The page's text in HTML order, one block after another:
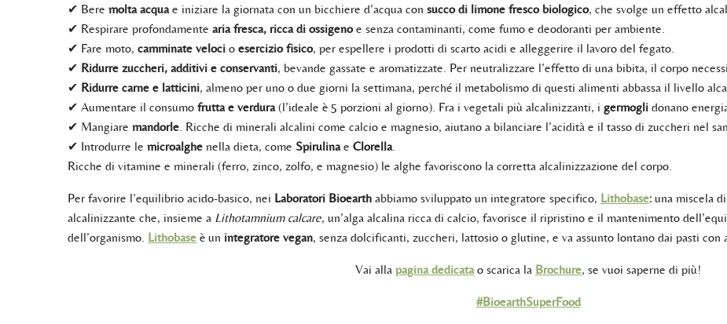
✔ Bere molta acqua e iniziare la giornata con un bicchiere d’acqua con succo di limone fresco biologico, che svolge un effetto
✔ Respirare profondamente aria fresca, ricca di ossigenoe senza contaminanti, come fumo e deodoranti per ambiente.
✔ Fare moto, camminate veloci o esercizio fisico, per espellere i prodotti di scarto acidi e alleggerire il lavoro del fegato.
✔ Ridurre zuccheri, additivi e conservanti, bevande gassate e aromatizzate. Per neutralizzare l’effetto di una bibita, il corpo
✔ Ridurre carne e latticini, almeno per uno o due giorni la settimana, perché il metabolismo di questi alimenti abbassa il livello
✔ Aumentare il consumo frutta e verdura (l’ideale è 5 porzioni al giorno). Fra i vegetali più alcalinizzanti, i germogli donano
✔ Mangiare mandorle . Ricche di minerali alcalini come calcio e magnesio, aiutano a bilanciare l’acidità e il tasso di zuccheri nel
✔ Introdurre le microalghe nella dieta, come Spirulina e Clorella
Ricche di vitamine e minerali (ferro, zinco, zolfo, e magnesio) le alghe favoriscono la corretta alcalinizzazione del corpo.
Per favorire l’equilibrio acido-basico, nei Laboratori Bioearth abbiamo sviluppato un integratore specifico, Lithobase:una miscela
alcalinizzante che, insieme a Lithotamnium calcare, un’alga alcalina ricca di calcio, favorisce il ripristino e il mantenimento
dell’organismo. Lithobase è un integratore vegan, senza dolcificanti, zuccheri, lattosio o glutine, e va assunto lontano dai pasti con
Vai alla pagina dedicata o scarica la Brochure, se vuoi saperne di più!
#BioearthSuperFood